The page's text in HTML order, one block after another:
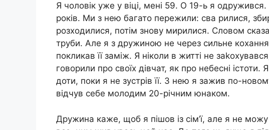
Я чоловік уже у віці, мені 59. О 19-ь я
років. Ми з нею багато пережили: сва рилися,
розходилися, потім знову мирилися. Словом
труби. Але я з дружиною не через сильне
покликав її заміж. Я ніколи в житті не
говорили про своїх дівчат, як про небесні істоти.
доти, поки я не зустрів її. З нею я зажив по-
відчув себе молодим 20-річним юнаком.
Дружина каже, щоб я пішов із сім’ї, але я не